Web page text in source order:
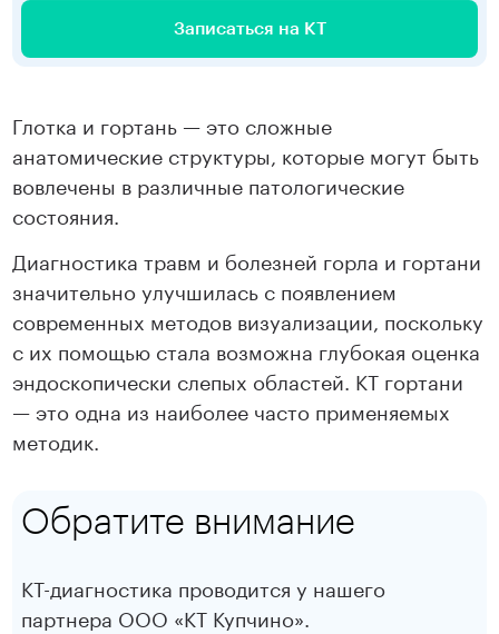
Записаться на КТ
Глотка и гортань — это сложные
анатомические структуры, которые могут быть
вовлечены в различные патологические
состояния.
Диагностика травм и болезней горла и гортани
значительно улучшилась с появлением
современных методов визуализации, поскольку
с их помощью стала возможна глубокая оценка
эндоскопически слепых областей. КТ гортани
— это одна из наиболее часто применяемых
методик.
Обратите внимание
КТ-диагностика проводится у нашего
партнера ООО «КТ Купчино».